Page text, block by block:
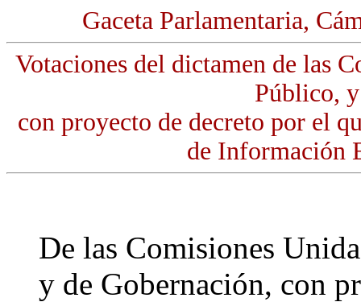
Gaceta Parlamentaria,
Votaciones del dictamen de las
Público,
con proyecto de decreto por el
de Información
De las Comisiones
y de Gobernación, con